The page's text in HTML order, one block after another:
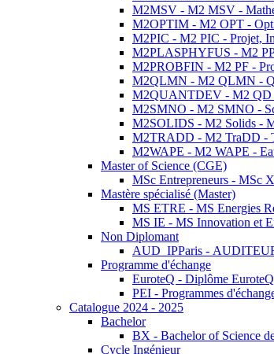
M2MSV - M2 MSV -
M2OPTIM - M2 OPT -
M2PIC - M2 PIC - Projet,
M2PLASPHYFUS - M2
M2PROBFIN - M2 PF -
M2QLMN - M2 QLMN -
M2QUANTDEV - M2 QD
M2SMNO - M2 SMNO -
M2SOLIDS - M2 Solids -
M2TRADD - M2 TraDD -
M2WAPE - M2 WAPE -
Master of Science (CGE)
MSc Entrepreneurs - MSc
Mastère spécialisé (Master)
MS ETRE - MS Energies
MS IE - MS Innovation et
Non Diplomant
AUD_IPParis -
Programme d'échange
EuroteQ - Diplôme EuroteQ
PEI - Programmes
Catalogue 2024 - 2025
Bachelor
BX - Bachelor of Science
Cycle Ingénieur